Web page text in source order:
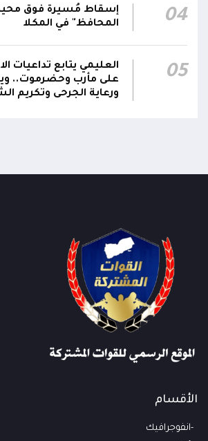
04
إسقاط مُسيرة فوق
المحافظ" في المكلا
05
العليمي يتابع تداعيات
على مأرب وحضرموت..
ورعاية الجرحى وتكريم
الأقسام
انفوجرافيك